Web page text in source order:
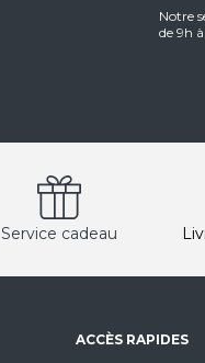
Notre
de 9h
Service cadeau
ACCÈS RAPIDES